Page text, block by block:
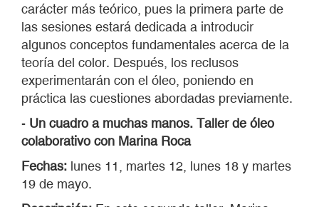
carácter más teórico, pues la primera parte de
las sesiones estará dedicada a introducir
algunos conceptos fundamentales acerca de la
teoría del color. Después, los reclusos
experimentarán con el óleo, poniendo en
práctica las cuestiones abordadas previamente.
- Un cuadro a muchas manos. Taller de óleo
colaborativo con Marina Roca
Fechas: lunes 11, martes 12, lunes 18 y martes
19 de mayo.